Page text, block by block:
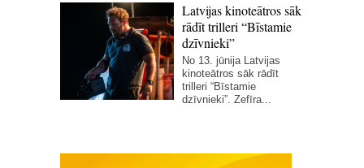
Latvijas kinoteātros sāk
rādīt trilleri “Bīstamie
dzīvnieki”
No 13. jūnija Latvijas
kinoteātros sāk rādīt
trilleri “Bīstamie
dzīvnieki”. Zefīra...